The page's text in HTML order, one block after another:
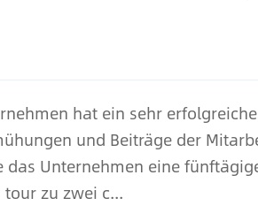
hat ein sehr
und Beiträge der
das Unternehmen eine
zu zwei c...